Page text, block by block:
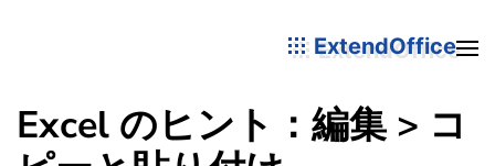
ExtendOffice
Excel のヒント：編集 > コ